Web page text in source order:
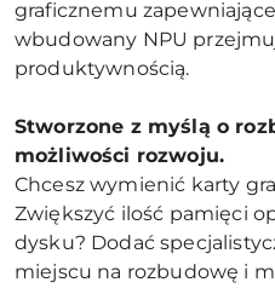
graficznemu
wbudowany NPU
produktywnością.
Stworzone z myślą o
możliwości rozwoju.
Chcesz wymienić karty
Zwiększyć ilość pamięci
dysku? Dodać
miejscu na rozbudowę i